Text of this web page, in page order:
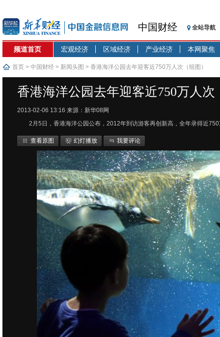
中国财经 全站导航
频道首页 宏观经济 区域经济 产业经济 本网聚焦
首页 > 中国财经 > 新闻头图 > 香港海洋公园去年迎客近750万人次（组图）
香港海洋公园去年迎客近750万人次
2013-02-06 13:16 来源：新华08网
2月5日，香港海洋公园公布，2012年到访游客再创新高，全年录得近
查看原图 幻灯播放 我要评论